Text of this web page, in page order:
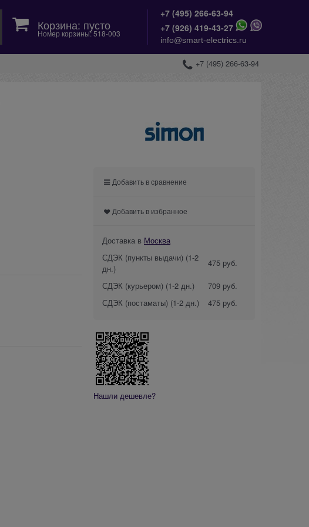
Корзина: пусто
Номер корзины: 518-003
+7 (495) 266-63-94
+7 (926) 419-43-27
info@smart-electrics.ru
+7 (495) 266-63-94
Добавить в сравнение
Добавить в избранное
Доставка в Москва
СДЭК (пункты выдачи) (1-2
дн.)
475 руб.
СДЭК (курьером) (1-2 дн.)
709 руб.
СДЭК (постаматы) (1-2 дн.) 475 руб.
Нашли дешевле?